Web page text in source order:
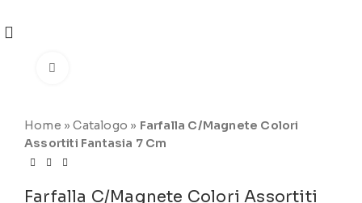
Home »Catalogo » Farfalla C/Magnete Colori
Assortiti Fantasia 7 Cm
Farfalla C/Magnete Colori Assortiti